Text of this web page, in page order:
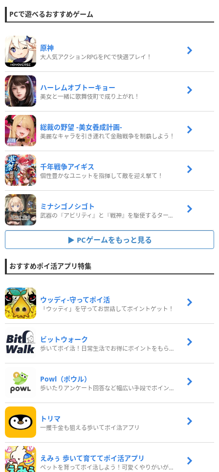
PCで遊べるおすすめゲーム
原神
大人気アクションRPGをPCで快適プレイ！
ハーレムオブトーキョー
美女と一緒に歌舞伎町で成り上がれ！
総裁の野望 -美女養成計画-
美麗なキャラを引き連れて金融戦争を制覇しよう！
千年戦争アイギス
個性豊かなユニットを指揮して敵を迎え撃て！
ミナシゴノシゴト
武器の『アビリティ』と『戦神』を駆使するターン制コマンドバトルRPG！
PCゲームをもっと見る
おすすめポイ活アプリ特集
ウッディ‐守ってポイ活
「ウッディ」を守ってお世話してポイントゲット！
ビットウォーク
歩いてポイ活！日常生活でお得にポイントをもらおう
Powl（ポウル）
歩いたりアンケート回答など幅広い手段でポイントをゲット
トリマ
一攫千金も狙える歩いてポイ活アプリ
えみぅ 歩いて育ててポイ活アプリ
ペットを育ってポイ活しよう！可愛くやりがいがある新感覚アプリ